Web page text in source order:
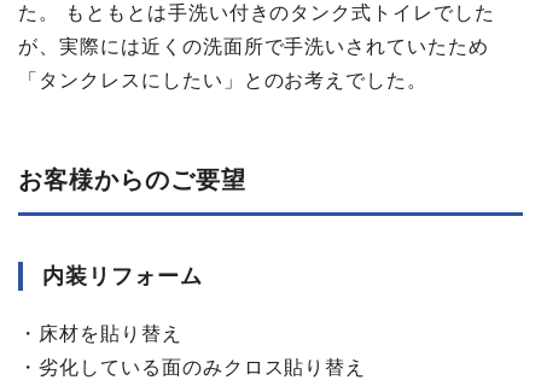
た。 もともとは手洗い付きのタンク式トイレでした
が、実際には近くの洗面所で手洗いされていたため
「タンクレスにしたい」とのお考えでした。
お客様からの​ご要望
内装リフォーム
・床材を貼り替え
・劣化している面のみクロス貼り替え